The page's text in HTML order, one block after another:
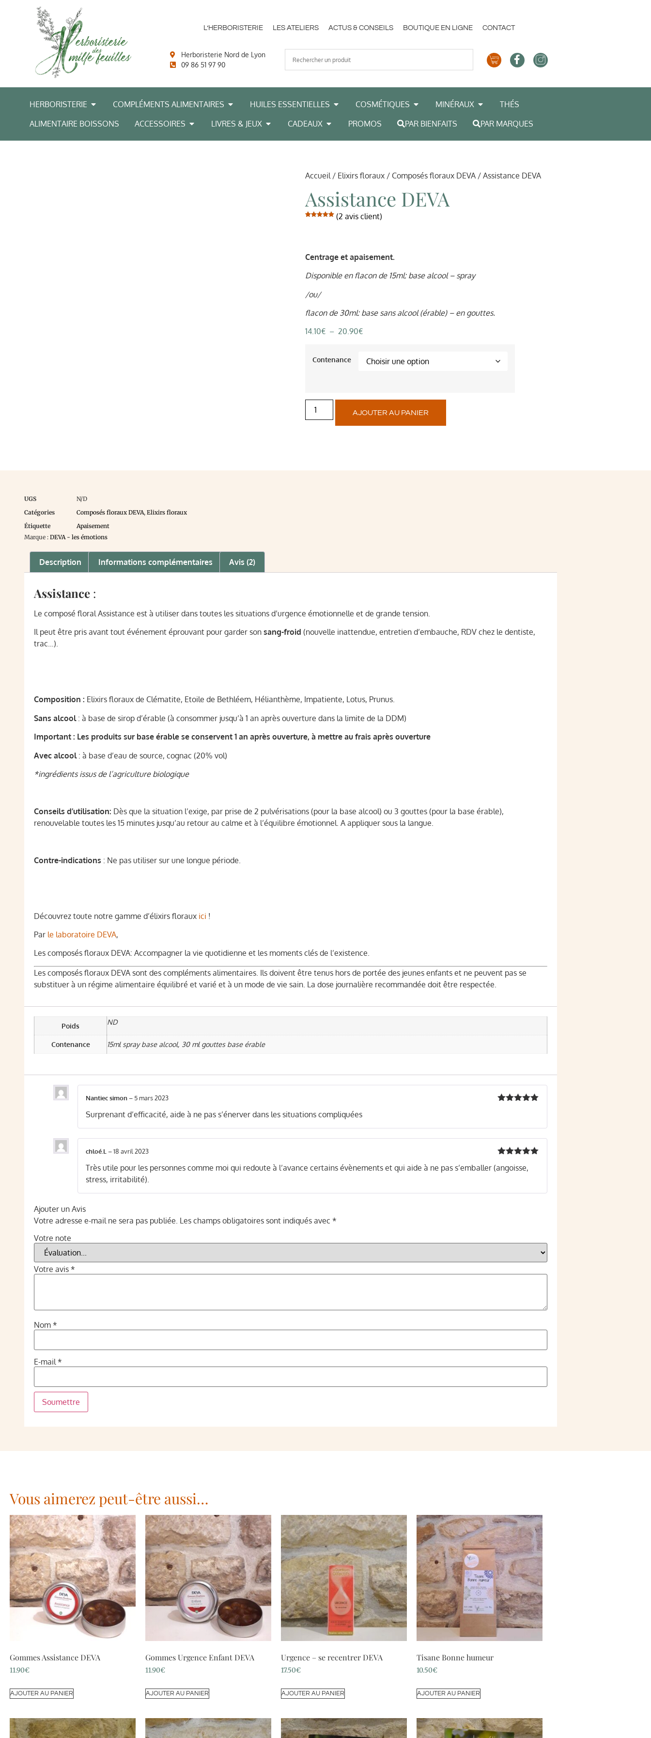
L’HERBORISTERIE LES ATELIERS ACTUS & CONSEILS BOUTIQUE EN LIGNE CONTACT
Herboristerie Nord de Lyon
09 86 51 97 90
HERBORISTERIE COMPLÉMENTS ALIMENTAIRES HUILES ESSENTIELLES COSMÉTIQUES MINÉRAUX
THÉS
ALIMENTAIRE BOISSONS
ACCESSOIRES LIVRES & JEUX CADEAUX PROMOS PAR BIENFAITS PAR MARQUES
Accueil/ Elixirs floraux / Composés floraux DEVA / Assistance DEVA
Assistance DEVA
(2 avis client)
Centrage et apaisement.
Disponible en flacon de 15ml: base alcool – spray
/ou/
flacon de 30ml: base sans alcool (érable) – en gouttes.
14.10€ – 20.90€
Contenance
AJOUTER AU PANIER
UGS
N/D
Catégories
Composés floraux DEVA, Elixirs floraux
Étiquette
Apaisement
Marque : DEVA - les émotions
Description Informations complémentaires Avis (2)
Assistance :
Le composé floral Assistance est à utiliser dans toutes les situations d’urgence émotionnelle et de grande tension.
Il peut être pris avant tout événement éprouvant pour garder son sang-froid (nouvelle inattendue, entretien d’embauche, RDV chez le dentiste,
trac…).
Composition : Elixirs floraux de Clématite, Etoile de Bethléem, Hélianthème, Impatiente, Lotus, Prunus.
Sans alcool: à base de sirop d’érable (à consommer jusqu’à 1 an après ouverture dans la limite de la DDM)
Important : Les produits sur base érable se conservent 1 an après ouverture, à mettre au frais après ouverture
Avec alcool: à base d’eau de source, cognac (20% vol)
*ingrédients issus de l’agriculture biologique
Conseils d’utilisation: Dès que la situation l’exige, par prise de 2 pulvérisations (pour la base alcool) ou 3 gouttes (pour la base érable),
renouvelable toutes les 15 minutes jusqu’au retour au calme et à l’équilibre émotionnel. A appliquer sous la langue.
Contre-indications : Ne pas utiliser sur une longue période.
Découvrez toute notre gamme d’élixirs floraux ici !
Par le laboratoire DEVA,
Les composés floraux DEVA: Accompagner la vie quotidienne et les moments clés de l’existence.
Les composés floraux DEVA sont des compléments alimentaires. Ils doivent être tenus hors de portée des jeunes enfants et ne peuvent pas se
substituer à un régime alimentaire équilibré et varié et à un mode de vie sain. La dose journalière recommandée doit être respectée.
Poids ND
Contenance 15ml spray base alcool, 30 ml gouttes base érable
Nantiec simon– 5 mars 2023
Surprenant d’efficacité, aide à ne pas s’énerver dans les situations compliquées
5
chloé.L –18 avril 2023
Très utile pour les personnes comme moi qui redoute à l’avance certains évènements et qui aide à ne pas s’emballer (angoisse,
stress, irritabilité).
Ajouter un Avis
Votre adresse e-mail ne sera pas publiée. Les champs obligatoires sont indiqués avec *
Votre note
Votre avis *
Nom *
E-mail *
Vous aimerez peut-être aussi…
Gommes Assistance DEVA
11.90€
AJOUTER AU PANIER
Gommes Urgence Enfant DEVA
11.90€
AJOUTER AU PANIER
Urgence – se recentrer DEVA
17.50€
AJOUTER AU PANIER
Tisane Bonne humeur
10.50€
AJOUTER AU PANIER